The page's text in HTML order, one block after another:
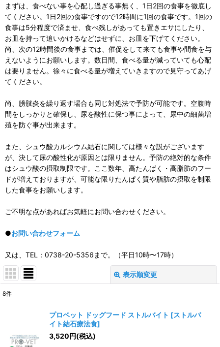
まずは、食べない事を心配し過ぎる事無く、1日2回の食事を徹底し
てください。1日2回の食事ですので12時間に1回の食事です。1回の
食事は5分程度で済ませ、食べ残しがあっても置きエサにしたり、
お皿を持って追いかけるなどはせずに、お皿を下げてください。
尚、次の12時間後の食事までは、催促をして来ても食事や間食を与
えないようにお願いします。数日間、食べる量が減っていても心配
は要りません。徐々に食べる量が増えていきますので見守ってあげ
てください。
尚、膀胱炎を繰り返す場合も同じ対処法で予防が可能です。空腹時
間をしっかりと確保し、尿を酸性に保つ事によって、尿中の細菌増
殖を防ぐ事が出来ます。
また、シュウ酸カルシウム結石に関しては様々な説がございます
が、決して尿の酸性化が原因とは限りません。予防の絶対的な条件
はシュウ酸の摂取制限です。ここ数年、高たんぱく・高脂肪のフー
ドが増えておりますが、可能な限りたんぱく質や脂肪の摂取を制限
した食事をお願いします。
ご不明な点があればお気軽にお問い合わせください。
●お問い合わせフォーム
又は、TEL：0738-20-5356まで。（平日10時〜17時）
表示順変更
8件
プロベット ドッグフード ストルバイト [ストルバ
イト結石療法食]
3,520円(税込)